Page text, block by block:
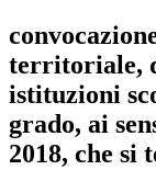
territoriale,
istituzioni
grado, ai
2018, che si